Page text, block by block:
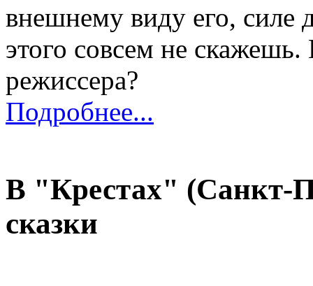
внешнему виду его, силе
этого совсем не
режиссера?
Подробнее...
В "Крестах" (Санкт-
сказки